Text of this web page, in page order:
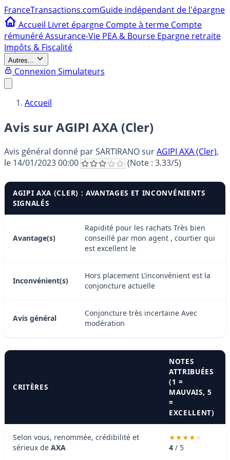
FranceTransactions.comGuide indépendant de l'épargne
Accueil Livret épargne Compte à terme Compte
rémunéréAssurance-Vie PEA & Bourse Epargne retraite
Impôts & Fiscalité
Autres...
Connexion Simulateurs
Accueil
Avis sur AGIPI AXA (Cler)
Avis général donné parSARTIRANOsurAGIPI AXA (Cler),
le 14/01/2023 00:00 (Note : 3.33/5)
AGIPI AXA (CLER) : AVANTAGES ET INCONVÉNIENTS
SIGNALÉS
Avantage(s)
Rapidité pour les rachats Très bien
conseillé par mon agent , courtier qui
est excellent le
Inconvénient(s)
Hors placement L’inconvénient est la
conjoncture actuelle
Avis général
Conjoncture très incertaine Avec
modération
CRITÈRES
NOTES
ATTRIBUÉES
(1 =
MAUVAIS, 5
=
EXCELLENT)
Selon vous, renommée, crédibilité et
sérieux de AXA 4 / 5